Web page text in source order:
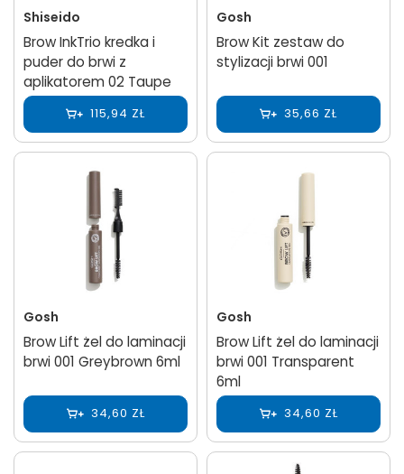
Shiseido
Brow InkTrio kredka i
puder do brwi z
aplikatorem 02 Taupe
115,94 ZŁ
Gosh
Brow Kit zestaw do
stylizacji brwi 001
35,66 ZŁ
Gosh
Brow Lift żel do laminacji
brwi 001 Greybrown 6ml
34,60 ZŁ
Gosh
Brow Lift żel do laminacji
brwi 001 Transparent
6ml
34,60 ZŁ